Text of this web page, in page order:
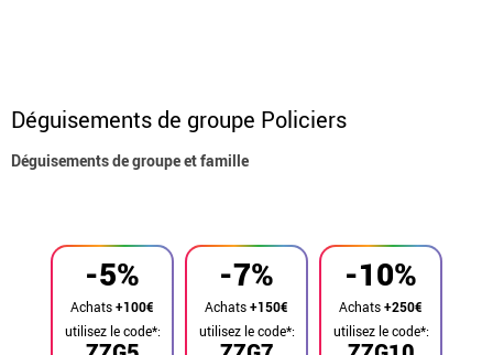
Déguisements de groupe Policiers
Déguisements de groupe et famille
-5%
Achats+100€
utilisez le code*:
-7%
Achats+150€
utilisez le code*:
-10%
Achats+250€
utilisez le code*: